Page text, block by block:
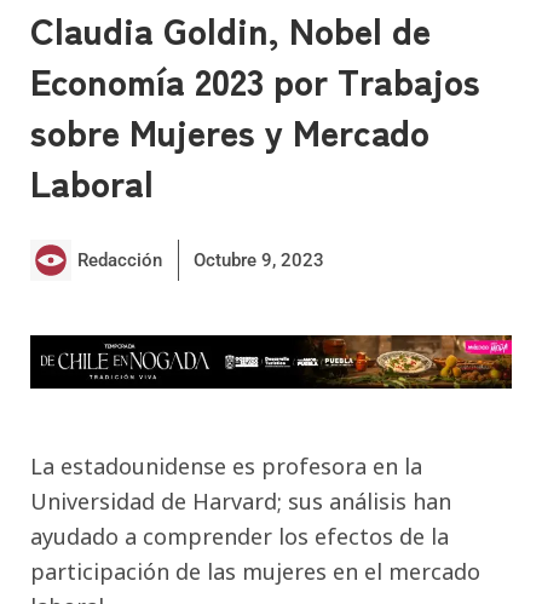
Claudia Goldin, Nobel de
Economía 2023 por Trabajos
sobre Mujeres y Mercado
Laboral
Redacción Octubre 9, 2023
La estadounidense es profesora en la
Universidad de Harvard; sus análisis han
ayudado a comprender los efectos de la
participación de las mujeres en el mercado